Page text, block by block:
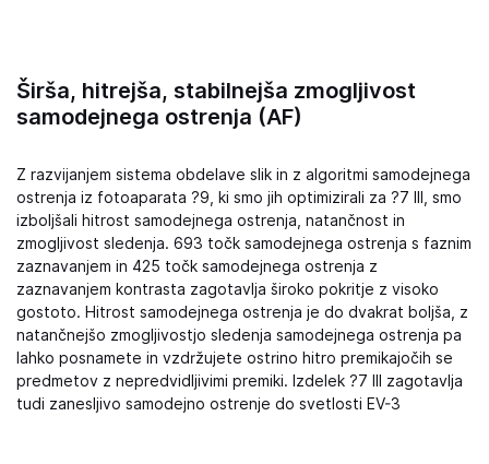
Širša, hitrejša, stabilnejša zmogljivost
samodejnega ostrenja (AF)
Z razvijanjem sistema obdelave slik in z algoritmi samodejnega
ostrenja iz fotoaparata ?9, ki smo jih optimizirali za ?7 III, smo
izboljšali hitrost samodejnega ostrenja, natančnost in
zmogljivost sledenja. 693 točk samodejnega ostrenja s faznim
zaznavanjem in 425 točk samodejnega ostrenja z
zaznavanjem kontrasta zagotavlja široko pokritje z visoko
gostoto. Hitrost samodejnega ostrenja je do dvakrat boljša, z
natančnejšo zmogljivostjo sledenja samodejnega ostrenja pa
lahko posnamete in vzdržujete ostrino hitro premikajočih se
predmetov z nepredvidljivimi premiki. Izdelek ?7 III zagotavlja
tudi zanesljivo samodejno ostrenje do svetlosti EV-3